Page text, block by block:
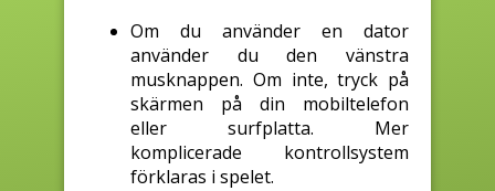
Om du använder en dator
använder du den vänstra
musknappen. Om inte, tryck på
skärmen på din mobiltelefon
eller surfplatta. Mer
komplicerade kontrollsystem
förklaras i spelet.